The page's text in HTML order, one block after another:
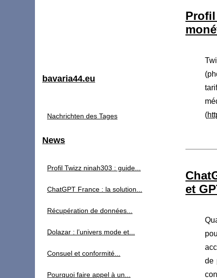
(
et
de
bavaria44.eu
Nachrichten des Tages
News
Profil Twizz ninah303 : guide...
ChatGPT France : la solution...
Récupération de données...
Dolazar : l’univers mode et...
Consuel et conformité...
Pourquoi faire appel à un...